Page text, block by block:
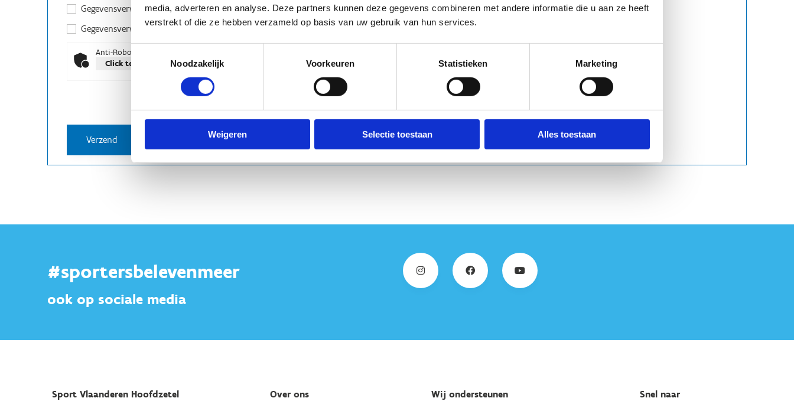
media, adverteren en analyse. Deze partners kunnen deze gegevens combineren met andere informatie die u aan ze heeft
verstrekt of die ze hebben verzameld op basis van uw gebruik van hun services.
Toestemmingsselectie
Noodzakelijk
Voorkeuren Statistieken Marketing
Weigeren Selectie toestaan Alles toestaan
Gegevensverwerking: Ik ga akkoord dat mijn gegevens worden gebruikt voor de analyse van de campagne.*
Gegevensverwerking: Ik wens promomails te ontvangen met betrekking tot het aanbod van Sport Vlaanderen
Anti-Robot Verification
Click to start verification
Captcha ⇗
#sportersbelevenmeer
ook op sociale media
Sport Vlaanderen Hoofdzetel Over ons Wij ondersteunen Snel naar